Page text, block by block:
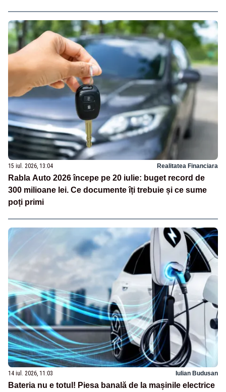
15 iul. 2026, 13:04 Realitatea Financiara
Rabla Auto 2026 începe pe 20 iulie: buget record de
300 milioane lei. Ce documente îți trebuie și ce sume
poți primi
14 iul. 2026, 11:03 Iulian Budusan
Bateria nu e totul! Piesa banală de la mașinile electrice